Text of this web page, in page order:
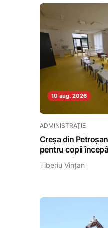
10 aug. 2026
ADMINISTRAȚIE
Creșa din
pentru copii
Tiberiu Vințan